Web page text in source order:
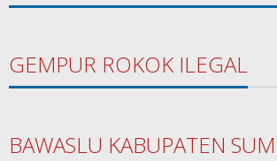
GEMPUR ROKOK ILEGAL
BAWASLU KABUPATEN